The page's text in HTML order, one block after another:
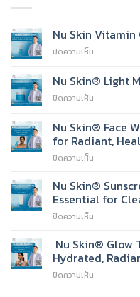
Nu Skin Vitamin
ปิดความเห็น
Skin
Vitamin
Nu Skin® Light
ปิดความเห็น
Skin®
Light
Moisturising
Nu Skin® Face
for Radiant,
ปิดความเห็น
Skin®
Face
Wash:
Go-
To
Cleanser
Nu Skin®
Essential for
ปิดความเห็น
Skin®
Sunscreen
SPF
Nu Skin® Glow
Hydrated,
ปิดความเห็น